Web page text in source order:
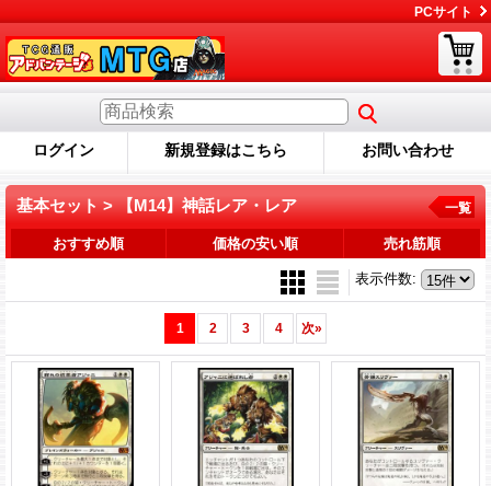
PCサイト
ログイン 新規登録はこちら お問い合わせ
基本セット > 【M14】神話レア・レア 一覧
おすすめ順 価格の安い順 売れ筋順
表示件数:
1 2 3 4 次»